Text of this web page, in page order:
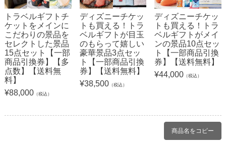
トラベルギフトチ
ケットをメインに
こだわりの景品を
セレクトした景品
15点セット【一部
商品引換券】【多
点数】【送料無
料】
¥88,000（税込）
ディズニーチケッ
トも買える！トラ
ベルギフトが目玉
のもらって嬉しい
豪華景品3点セッ
ト【一部商品引換
券】【送料無料】
¥38,500（税込）
ディズニーチケッ
トも買える！トラ
ベルギフトがメイ
ンの景品10点セッ
ト【一部商品引換
券】【送料無料】
¥44,000 （税込）
商品名をコピー